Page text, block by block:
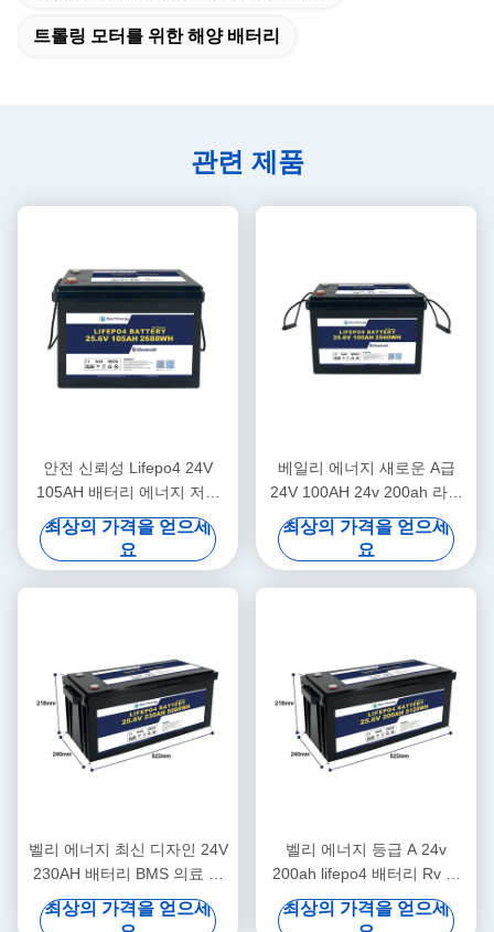
트롤링 모터를 위한 해양 배터리
관련 제품
안전 신뢰성 Lifepo4 24V
105AH 배터리 에너지 저장
태양광 발전 시스템 해양
최상의 가격을 얻으세
요
베일리 에너지 새로운 A급
24V 100AH 24v 200ah 라이
프포4 배터리 트럭 전원 공급
최상의 가격을 얻으세
요
벨리 에너지 최신 디자인 24V
230AH 배터리 BMS 의료 스
쿠터 요트
최상의 가격을 얻으세
벨리 에너지 등급 A 24v
200ah lifepo4 배터리 Rv 태
양 Lifepo4 해양 배터리 깊은
사이클
최상의 가격을 얻으세